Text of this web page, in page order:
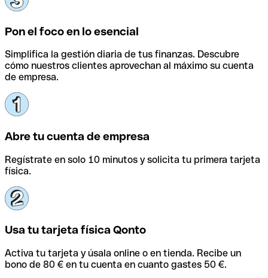
Pon el foco en lo esencial
Simplifica la gestión diaria de tus finanzas. Descubre
cómo nuestros clientes aprovechan al máximo su cuenta
de empresa.
Abre tu cuenta de empresa
Regístrate en solo 10 minutos y solicita tu primera tarjeta
física.
Usa tu tarjeta física Qonto
Activa tu tarjeta y úsala online o en tienda. Recibe un
bono de 80 € en tu cuenta en cuanto gastes 50 €.